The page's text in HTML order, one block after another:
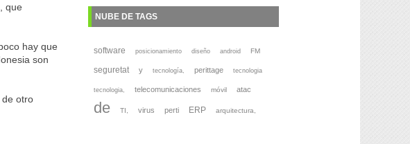
que
hay que
son
de otro
NUBE DE TAGS
software posicionamiento diseño android FM
seguretat y tecnología, perittage tecnologia
tecnologia, telecomunicaciones móvil atac
de TI, virus perti ERP arquitectura,